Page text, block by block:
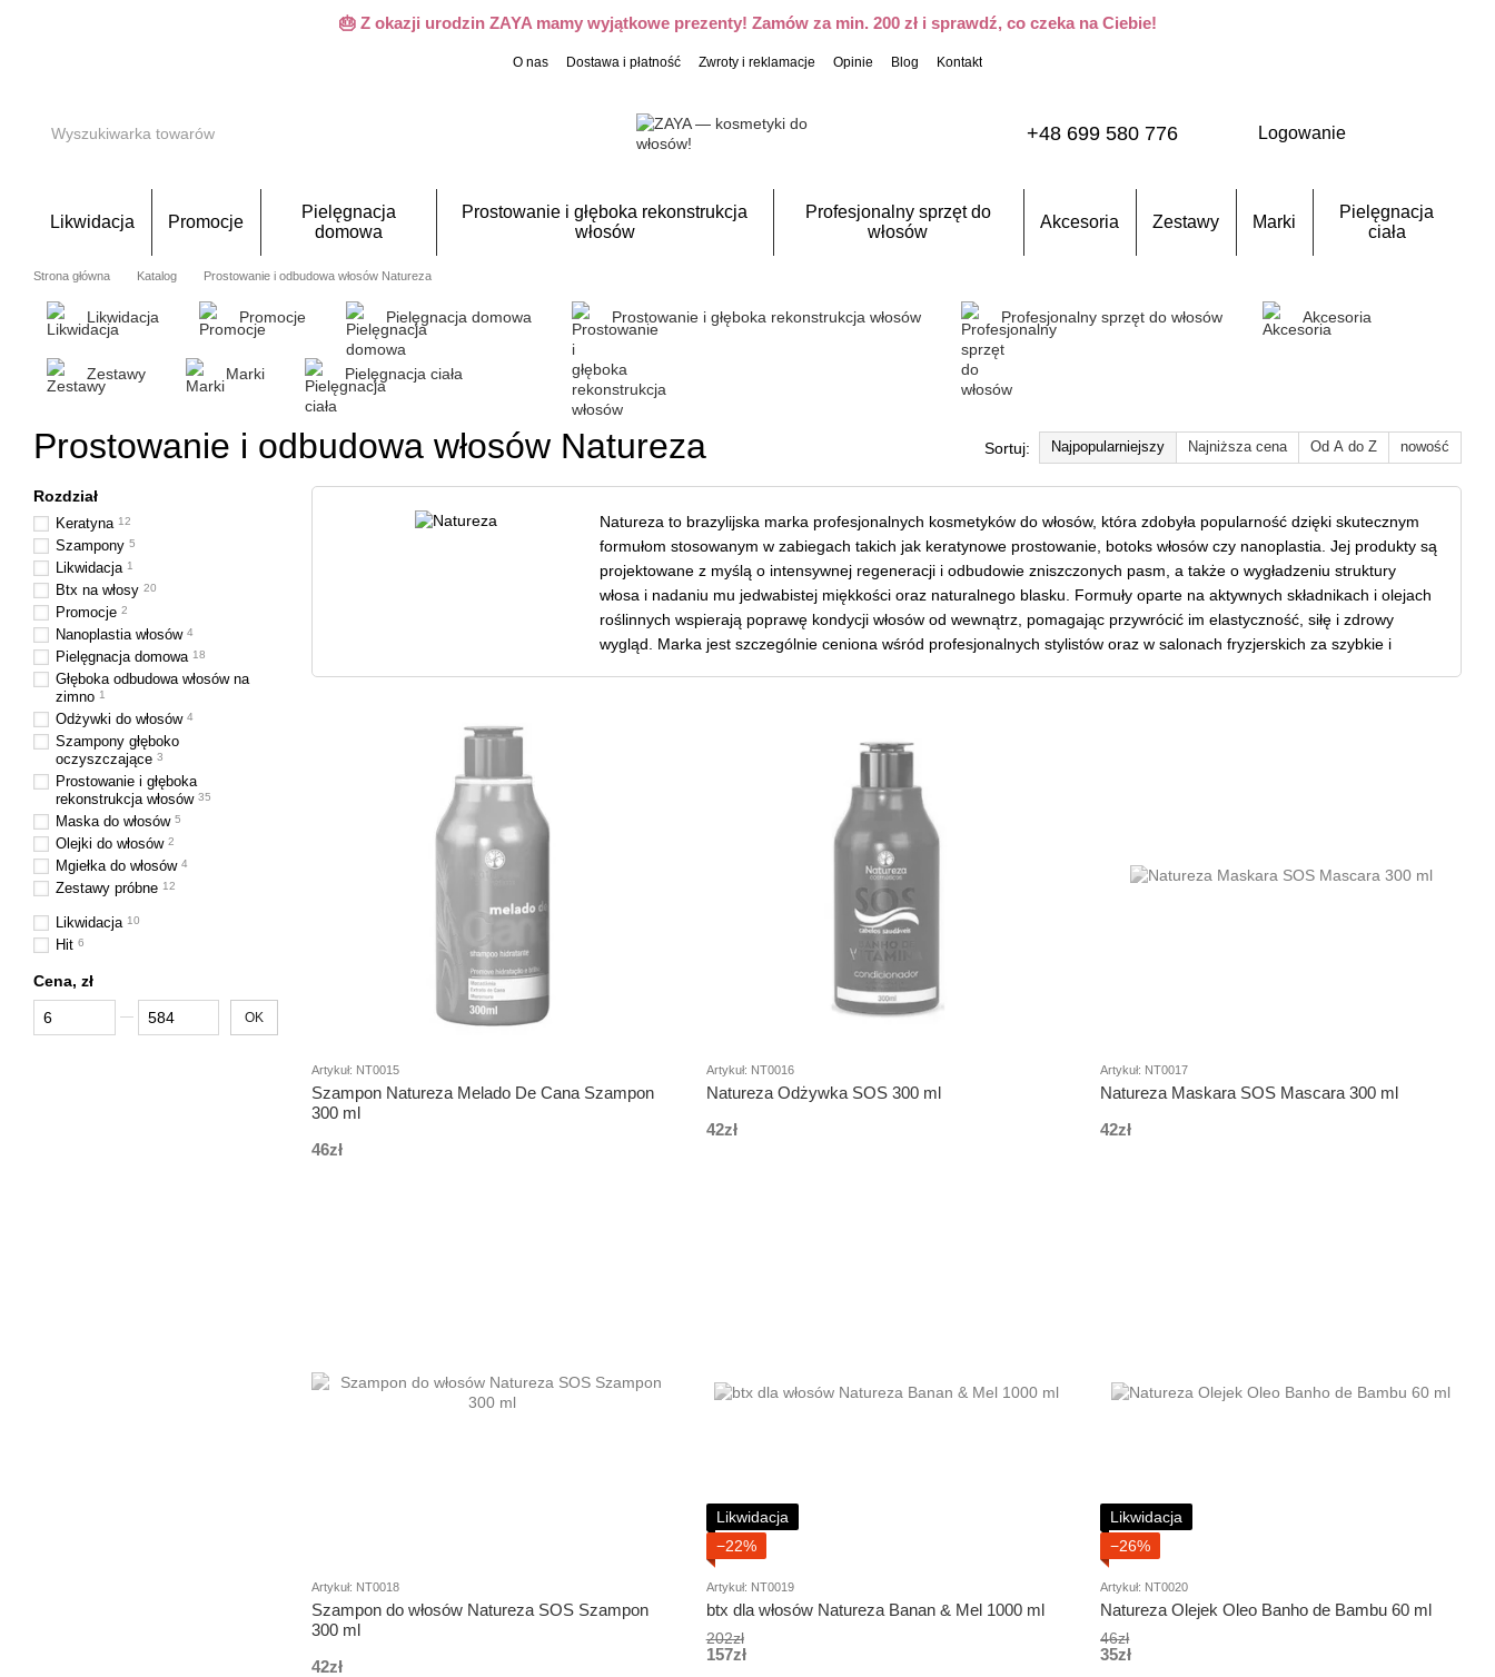
🎂 Z okazji urodzin ZAYA mamy wyjątkowe prezenty! Zamów za min. 200 zł i sprawdź, co czeka na Ciebie!
O nas Dostawa i płatność Zwroty i reklamacje Opinie Blog Kontakt
+48 699 580 776 Logowanie
Likwidacja Promocje
Pielęgnacja
domowa
Prostowanie i głęboka rekonstrukcja
włosów
Profesjonalny sprzęt do
włosów
Akcesoria Zestawy Marki
Pielęgnacja
ciała
Strona główna Katalog Prostowanie i odbudowa włosów Natureza
Likwidacja Promocje Pielęgnacja domowa Prostowanie i głęboka rekonstrukcja włosów Profesjonalny sprzęt do włosów Akcesoria
Zestawy Marki Pielęgnacja ciała
Prostowanie i odbudowa włosów Natureza Sortuj: Najpopularniejszy Najniższa cena Od A do Z nowość
Natureza to brazylijska marka profesjonalnych kosmetyków do włosów, która zdobyła popularność dzięki skutecznym
formułom stosowanym w zabiegach takich jak keratynowe prostowanie, botoks włosów czy nanoplastia. Jej produkty są
projektowane z myślą o intensywnej regeneracji i odbudowie zniszczonych pasm, a także o wygładzeniu struktury
włosa i nadaniu mu jedwabistej miękkości oraz naturalnego blasku. Formuły oparte na aktywnych składnikach i olejach
roślinnych wspierają poprawę kondycji włosów od wewnątrz, pomagając przywrócić im elastyczność, siłę i zdrowy
wygląd. Marka jest szczególnie ceniona wśród profesjonalnych stylistów oraz w salonach fryzjerskich za szybkie i
pielęgnacji. Kup Natureza w naszym sklepie ZAYAHAIR i odkryj profesjonalną regenerację włosów w domowym
Artykuł: NT0015
Szampon Natureza Melado De Cana Szampon
300 ml
46zł
Artykuł: NT0016
Natureza Odżywka SOS 300 ml
42zł
Artykuł: NT0017
Natureza Maskara SOS Mascara 300 ml
42zł
Artykuł: NT0018
Szampon do włosów Natureza SOS Szampon
300 ml
42zł
Likwidacja
−22%
Artykuł: NT0019
btx dla włosów Natureza Banan & Mel 1000 ml
202zł
157zł
Likwidacja
−26%
Artykuł: NT0020
Natureza Olejek Oleo Banho de Bambu 60 ml
46zł
35zł
Rozdział
Keratyna 12
Szampony 5
Likwidacja 1
Btx na włosy 20
Promocje 2
Nanoplastia włosów 4
Pielęgnacja domowa 18
Głęboka odbudowa włosów na
zimno 1
Odżywki do włosów 4
Szampony głęboko
oczyszczające 3
Prostowanie i głęboka
rekonstrukcja włosów 35
Maska do włosów 5
Olejki do włosów 2
Mgiełka do włosów 4
Zestawy próbne 12
Likwidacja 10
Hit 6
Cena, zł
Od Cena, zł
Do Cena, zł OK